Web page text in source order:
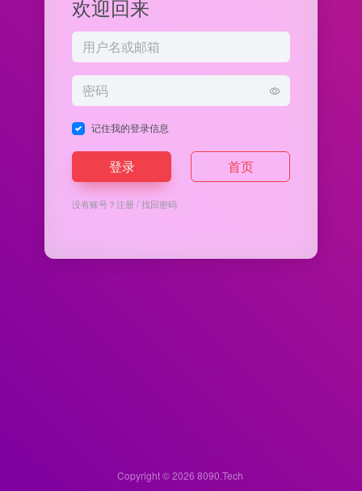
欢迎回来
记住我的登录信息
登录 首页
没有账号？注册/找回密码
Copyright © 2026 8090.Tech